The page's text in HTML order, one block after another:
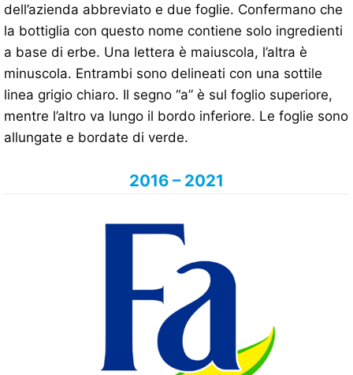
dell’azienda abbreviato e due foglie. Confermano che
la bottiglia con questo nome contiene solo ingredienti
a base di erbe. Una lettera è maiuscola, l’altra è
minuscola. Entrambi sono delineati con una sottile
linea grigio chiaro. Il segno “a” è sul foglio superiore,
mentre l’altro va lungo il bordo inferiore. Le foglie sono
allungate e bordate di verde.
2016 – 2021